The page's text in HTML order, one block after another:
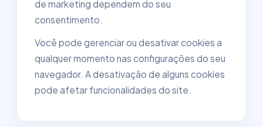
de marketing dependem do seu
consentimento.
Você pode gerenciar ou desativar cookies a
qualquer momento nas configurações do seu
navegador. A desativação de alguns cookies
pode afetar funcionalidades do site.